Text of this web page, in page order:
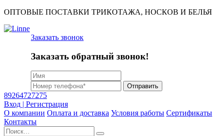
ОПТОВЫЕ ПОСТАВКИ ТРИКОТАЖА, НОСКОВ И БЕЛЬЯ
Заказать звонок
Заказать обратный звонок!
Отправить
89264727275
Вход | Регистрация
О компании Оплата и доставка Условия работы Сертификаты
Контакты
Найти: